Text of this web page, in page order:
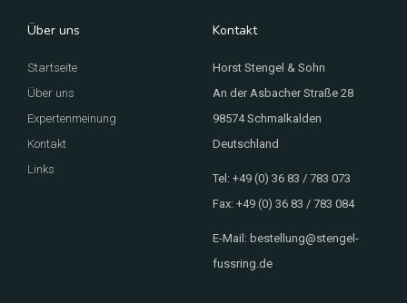
Über uns
Startseite
Über uns
Expertenmeinung
Kontakt
Links
Kontakt
Horst Stengel & Sohn
An der Asbacher Straße 28
98574 Schmalkalden
Deutschland
Tel: +49 (0) 36 83 / 783 073
Fax: +49 (0) 36 83 / 783 084
E-Mail: bestellung@stengel-
fussring.de